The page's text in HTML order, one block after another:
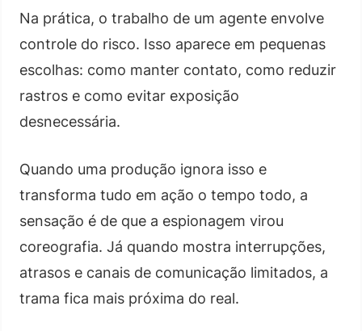
Na prática, o trabalho de um agente envolve
controle do risco. Isso aparece em pequenas
escolhas: como manter contato, como reduzir
rastros e como evitar exposição
desnecessária.
Quando uma produção ignora isso e
transforma tudo em ação o tempo todo, a
sensação é de que a espionagem virou
coreografia. Já quando mostra interrupções,
atrasos e canais de comunicação limitados, a
trama fica mais próxima do real.